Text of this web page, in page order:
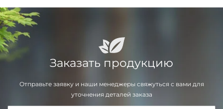
Заказать продукцию
Отправьте заявку и наши менеджеры свяжуться с вами для
уточнения деталей заказа